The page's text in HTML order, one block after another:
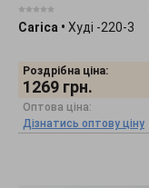
Carica • Худі -220-3
Роздрібна ціна:
1269 грн.
Оптова ціна:
Дізнатись оптову ціну